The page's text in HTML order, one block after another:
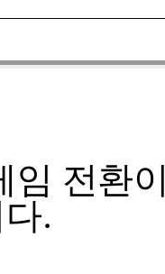
임 전환이
.